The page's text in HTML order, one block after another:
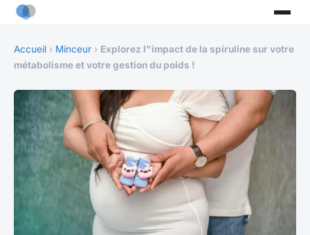
Accueil › Minceur › Explorez l"impact de la spiruline sur votre
métabolisme et votre gestion du poids !